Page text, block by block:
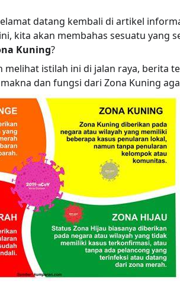
datang kembali di artikel
kita akan membahas sesuatu
Kuning?
melihat istilah ini di jalan raya, berita
dan fungsi dari Zona Kuning